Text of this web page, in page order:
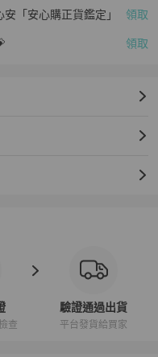
「安心購正貨鑑定」 領取
領取
查
驗證通過出貨
平台發貨給買家